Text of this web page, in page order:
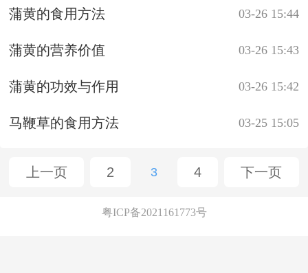
03-26 15:44
蒲黄的食用方法
03-26 15:43
蒲黄的营养价值
03-26 15:42
蒲黄的功效与作用
03-25 15:05
马鞭草的食用方法
上一页 2 3 4 下一页
粤ICP备2021161773号